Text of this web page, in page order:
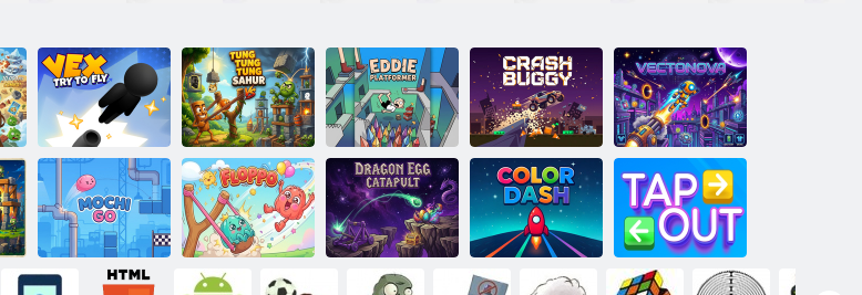
Įkyrus
bandymas skristi
Tung Tung
Tung Sahur vs
Zombie
Edis
platformininkas
Crash Buggy Vectonova